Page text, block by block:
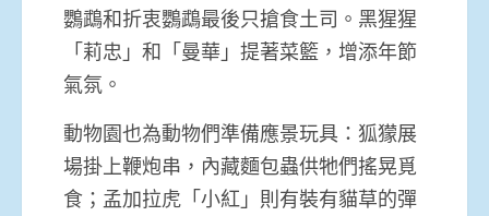
鸚鵡和折衷鸚鵡最後只搶食土司。黑猩猩
「莉忠」和「曼華」提著菜籃，增添年節
氣氛。
動物園也為動物們準備應景玩具：狐獴展
場掛上鞭炮串，內藏麵包蟲供牠們搖晃覓
食；孟加拉虎「小紅」則有裝有貓草的彈